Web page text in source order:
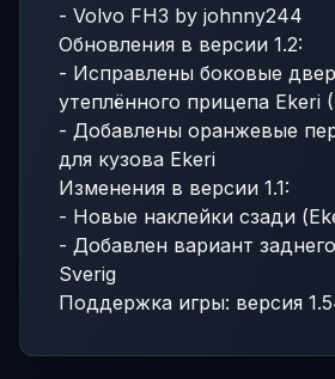
- Volvo FH3 by johnny244
Обновления в версии 1.2:
- Исправлены боковые
утеплённого прицепа Ekeri
- Добавлены оранжевые
для кузова Ekeri
Изменения в версии 1.1:
- Новые наклейки сзади
- Добавлен вариант
Sverig
Поддержка игры: версия